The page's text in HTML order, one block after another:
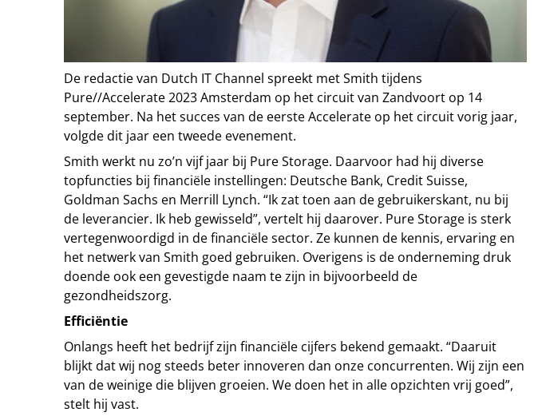
De redactie van Dutch IT Channel spreekt met Smith tijdens
Pure//Accelerate 2023 Amsterdam op het circuit van Zandvoort op 14
september. Na het succes van de eerste Accelerate op het circuit vorig jaar,
volgde dit jaar een tweede evenement.
Smith werkt nu zo’n vijf jaar bij Pure Storage. Daarvoor had hij diverse
topfuncties bij financiële instellingen: Deutsche Bank, Credit Suisse,
Goldman Sachs en Merrill Lynch. “Ik zat toen aan de gebruikerskant, nu bij
de leverancier. Ik heb gewisseld”, vertelt hij daarover. Pure Storage is sterk
vertegenwoordigd in de financiële sector. Ze kunnen de kennis, ervaring en
het netwerk van Smith goed gebruiken. Overigens is de onderneming druk
doende ook een gevestigde naam te zijn in bijvoorbeeld de
gezondheidszorg.
Efficiëntie
Onlangs heeft het bedrijf zijn financiële cijfers bekend gemaakt. “Daaruit
blijkt dat wij nog steeds beter innoveren dan onze concurrenten. Wij zijn een
van de weinige die blijven groeien. We doen het in alle opzichten vrij goed”,
stelt hij vast.